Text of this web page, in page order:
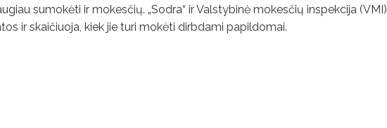
sumokėti ir mokesčių. „Sodra“ ir Valstybinė mokesčių inspekcija (VMI)
ir skaičiuoja, kiek jie turi mokėti dirbdami papildomai.